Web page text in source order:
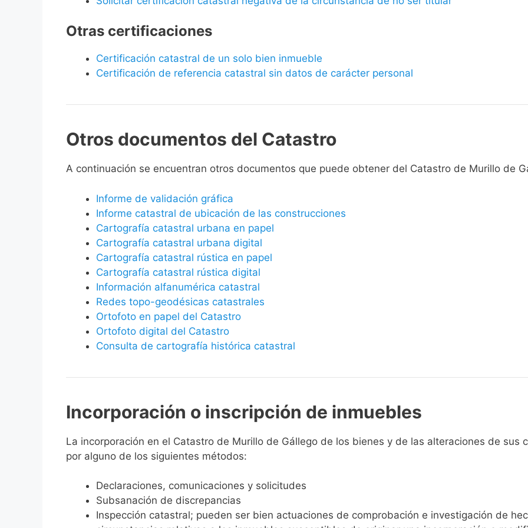
Otras certificaciones
Certificación catastral de un solo bien inmueble
Certificación de referencia catastral sin datos de carácter personal
Otros documentos del Catastro
A continuación se encuentran otros documentos que puede obtener del Catastro de Murillo de
Informe de validación gráfica
Informe catastral de ubicación de las construcciones
Cartografía catastral urbana en papel
Cartografía catastral urbana digital
Cartografía catastral rústica en papel
Cartografía catastral rústica digital
Información alfanumérica catastral
Redes topo-geodésicas catastrales
Ortofoto en papel del Catastro
Ortofoto digital del Catastro
Consulta de cartografía histórica catastral
Incorporación o inscripción de inmuebles
La incorporación en el Catastro de Murillo de Gállego de los bienes y de las alteraciones de sus
por alguno de los siguientes métodos:
Declaraciones, comunicaciones y solicitudes
Subsanación de discrepancias
Inspección catastral; pueden ser bien actuaciones de comprobación e investigación de